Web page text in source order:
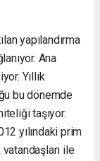
yapılandırma
Ana
Yıllık
bu dönemde
taşıyor.
yılındaki prim
ile